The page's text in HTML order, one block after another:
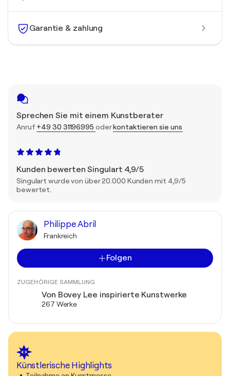
Garantie & zahlung
Sprechen Sie mit einem Kunstberater
Anruf +49 30 31196995 oderkontaktieren sie uns
Kunden bewerten Singulart 4,9/5
Singulart wurde von über 20.000 Kunden mit 4,9/5
bewertet.
Philippe Abril
Frankreich
Folgen
ZUGEHÖRIGE SAMMLUNG
Von Bovey Lee inspirierte Kunstwerke
267 Werke
Künstlerische Highlights